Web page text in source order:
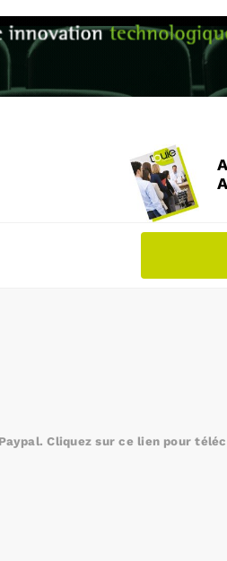
Cliquez sur ce lien pour